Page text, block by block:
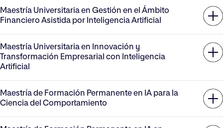
Maestría Universitaria en Gestión en el Ámbito
Financiero Asistida por Inteligencia Artificial
Maestría Universitaria en Innovación y
Transformación Empresarial con Inteligencia
Artificial
Maestría de Formación Permanente en IA para la
Ciencia del Comportamiento